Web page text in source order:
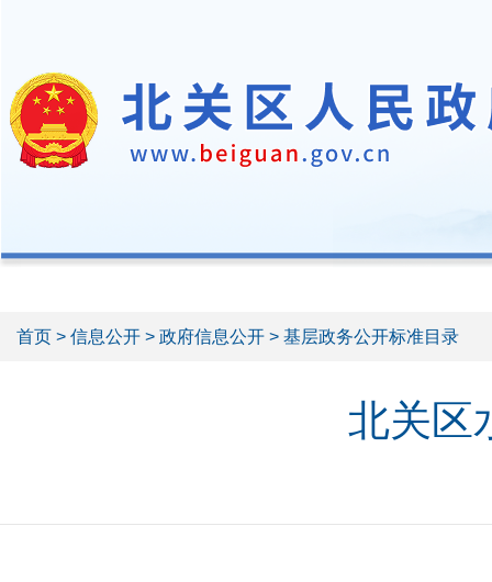
首页 > 信息公开 > 政府信息公开 > 基层政务公开标准目录
北关区